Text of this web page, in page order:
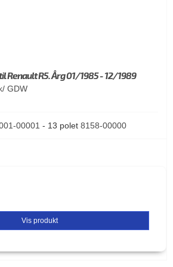
R5. Årg 01/1985 - 12/1989
GDW
00001 - 13 polet 8158-00000
Vis produkt